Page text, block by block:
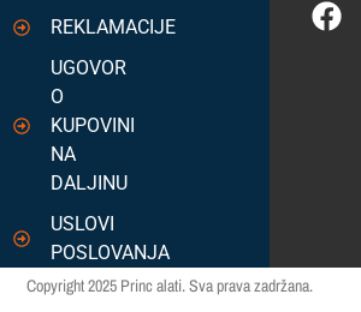
REKLAMACIJE
UGOVOR
O
KUPOVINI
NA
DALJINU
USLOVI
POSLOVANJA
Copyright 2025 Princ alati. Sva prava zadržana.